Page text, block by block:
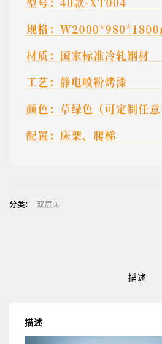
分类： 双层床
描述
描述